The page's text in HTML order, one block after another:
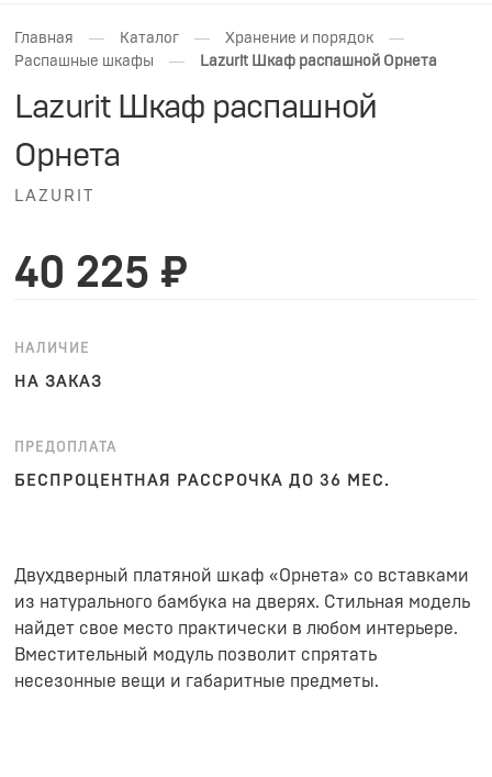
Главная — Каталог — Хранение и порядок —
Распашные шкафы — Lazurit Шкаф распашной Орнета
Lazurit Шкаф распашной
Орнета
LAZURIT
40 225 ₽
НАЛИЧИЕ
НА ЗАКАЗ
ПРЕДОПЛАТА
БЕСПРОЦЕНТНАЯ РАССРОЧКА ДО 36 МЕС.
Двухдверный платяной шкаф «Орнета» со вставками
из натурального бамбука на дверях. Стильная модель
найдет свое место практически в любом интерьере.
Вместительный модуль позволит спрятать
несезонные вещи и габаритные предметы.